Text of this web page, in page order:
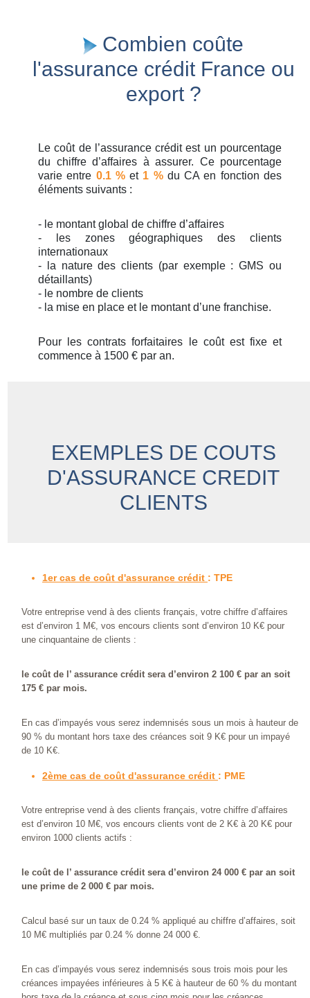
Combien coûte
l'assurance crédit France ou
export ?
Le coût de l’assurance crédit est un pourcentage
du chiffre d’affaires à assurer. Ce pourcentage
varie entre 0.1 %et 1 % du CA en fonction des
éléments suivants :
- le montant global de chiffre d’affaires
- les zones géographiques des clients
internationaux
- la nature des clients (par exemple : GMS ou
détaillants)
- le nombre de clients
- la mise en place et le montant d’une franchise.
Pour les contrats forfaitaires le coût est fixe et
commence à 1500 € par an.
EXEMPLES DE COUTS
D'ASSURANCE CREDIT
CLIENTS
1er cas de coût d'assurance crédit : TPE
Votre entreprise vend à des clients français, votre chiffre d’affaires
est d’environ 1 M€, vos encours clients sont d’environ 10 K€ pour
une cinquantaine de clients :
le coût de l’ assurance crédit sera d’environ 2 100 € par an soit
175 € par mois.
En cas d’impayés vous serez indemnisés sous un mois à hauteur de
90 % du montant hors taxe des créances soit 9 K€ pour un impayé
de 10 K€.
2ème cas de coût d'assurance crédit : PME
Votre entreprise vend à des clients français, votre chiffre d’affaires
est d’environ 10 M€, vos encours clients vont de 2 K€ à 20 K€ pour
environ 1000 clients actifs :
le coût de l’ assurance crédit sera d’environ 24 000 € par an soit
une prime de 2 000 € par mois.
Calcul basé sur un taux de 0.24 % appliqué au chiffre d’affaires, soit
10 M€ multipliés par 0.24 % donne 24 000 €.
En cas d’impayés vous serez indemnisés sous trois mois pour les
créances impayées inférieures à 5 K€ à hauteur de 60 % du montant